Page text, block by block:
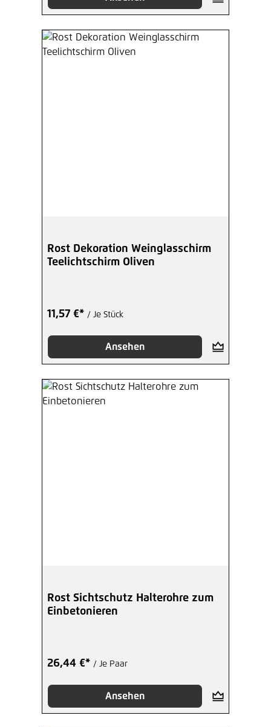
Rost Dekoration Weinglasschirm
Teelichtschirm Oliven
11,57 €* / Je Stück
Ansehen
Rost Sichtschutz Halterohre zum
Einbetonieren
26,44 €* / Je Paar
Ansehen